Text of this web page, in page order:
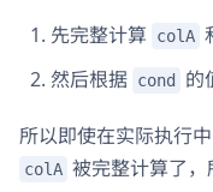
先完整计算 colA
然后根据 cond 的
所以即使在实际执行
colA 被完整计算了，